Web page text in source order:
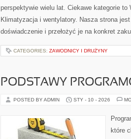
perspektywie wielu lat. Ciekawe kategorie to
Klimatyzacja i wentylatory. Nasza strona
doświadczenie i przełożyć je na konkret
CATEGORIES: ZAWODNICY I DRUŻYNY
PODSTAWY
POSTED BY ADMIN STY - 10 - 2026
które